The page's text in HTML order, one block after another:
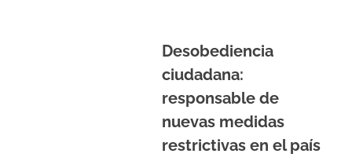
Desobediencia
ciudadana:
responsable de
nuevas medidas
restrictivas en el país